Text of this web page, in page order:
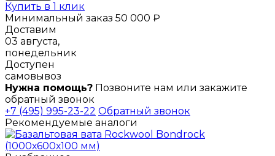
Купить в 1 клик
Минимальный заказ 50 000 ₽
Доставим
03 августа,
понедельник
Доступен
самовывоз
Нужна помощь? Позвоните нам или закажите
обратный звонок
+7 (495) 995-23-22 Обратный звонок
Рекомендуемые аналоги